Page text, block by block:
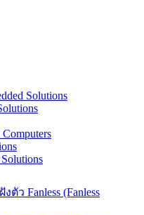
Solutions
ว Fanless (Fanless